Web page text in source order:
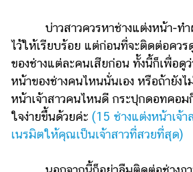
บ่าวสาวควรหาช่างแต่งหน้า-ทำ
ไว้ให้เรียบร้อย แต่ก่อนที่จะติดต่อควร
ของช่างแต่ละคนเสียก่อน ทั้งนี้ก็เพื่อดู
หน้าของช่างคนไหนนั่นเอง หรือถ้ายังไ
หน้าเจ้าสาวคนไหนดี กระปุกดอทคอ
ใจง่ายขึ้นด้วยค่ะ (15 ช่างแต่งหน้าเจ้
เนรมิตให้คุณเป็นเจ้าสาวที่สวยที่สุด)